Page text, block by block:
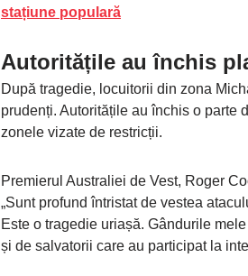
stațiune populară
Autoritățile au închis
După tragedie, locuitorii din zona
prudenți. Autoritățile au închis o parte
zonele vizate de restricții.
Premierul Australiei de Vest, Roger
„Sunt profund întristat de vestea
Este o tragedie uriașă. Gândurile
și de salvatorii care au participat la